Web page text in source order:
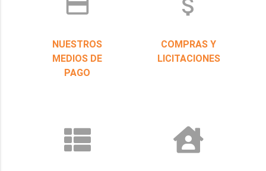
credit_card
NUESTROS
MEDIOS DE
PAGO
attach_money
COMPRAS Y
LICITACIONES